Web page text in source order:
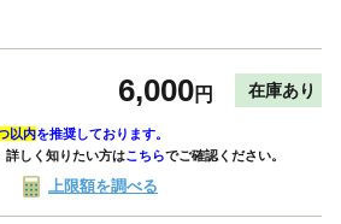
6,000円 在庫あり
以内を推奨しております。
詳しく知りたい方はこちらでご確認ください。
上限額を調べる